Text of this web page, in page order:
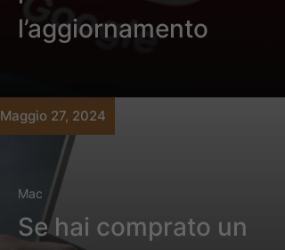
l’aggiornamento
Maggio 27, 2024
Mac
Se hai comprato un